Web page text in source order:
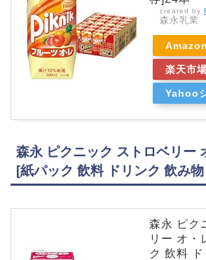
created by
森永乳業
Amazon
楽天市
Yahoo
森永 ピクニック ストロベリー
[紙パック 飲料 ドリンク 飲み
森永 ピク
リー オ・
ク 飲料